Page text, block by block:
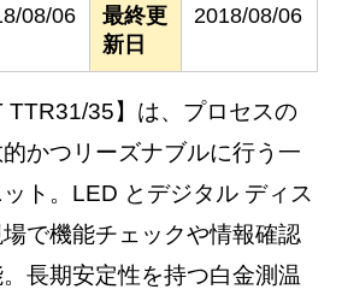
08/06
最終更
新日
2018/08/06
TTR31/35】は、プロセスの
かつリーズナブルに行う一
ト。LED とデジタル ディス
で機能チェックや情報確認
長期安定性を持つ白金測温